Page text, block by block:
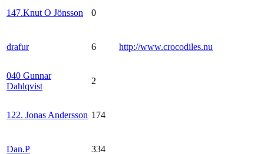
147.Knut O Jönsson 0
drafur 6 http://www.crocodiles.nu
040 Gunnar
Dahlqvist
2
122. Jonas Andersson 174
Dan.P 334